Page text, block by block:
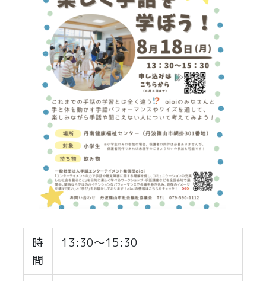
時
間
13:30～15:30